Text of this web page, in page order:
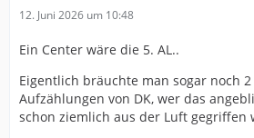
12. Juni 2026 um 10:48
Ein Center wäre die 5. AL..
Eigentlich bräuchte man sogar noch
Aufzählungen von DK, wer das
schon ziemlich aus der Luft gegriffen